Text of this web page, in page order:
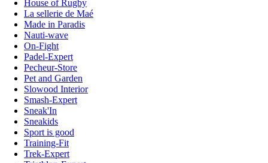
House of Rugby
La sellerie de Maé
Made in Paradis
Nauti-wave
On-Fight
Padel-Expert
Pecheur-Store
Pet and Garden
Slowood Interior
Smash-Expert
Sneak'In
Sneakids
Sport is good
Training-Fit
Trek-Expert